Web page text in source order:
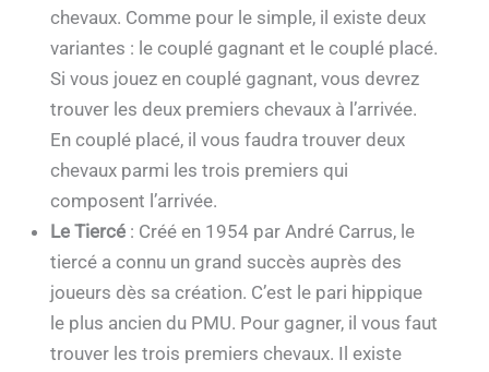
chevaux. Comme pour le simple, il existe deux
variantes : le couplé gagnant et le couplé placé.
Si vous jouez en couplé gagnant, vous devrez
trouver les deux premiers chevaux à l’arrivée.
En couplé placé, il vous faudra trouver deux
chevaux parmi les trois premiers qui
composent l’arrivée.
Le Tiercé: Créé en 1954 par André Carrus, le
tiercé a connu un grand succès auprès des
joueurs dès sa création. C’est le pari hippique
le plus ancien du PMU. Pour gagner, il vous faut
trouver les trois premiers chevaux. Il existe